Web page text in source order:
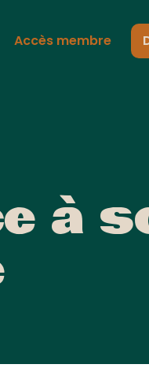
Accès membre
à